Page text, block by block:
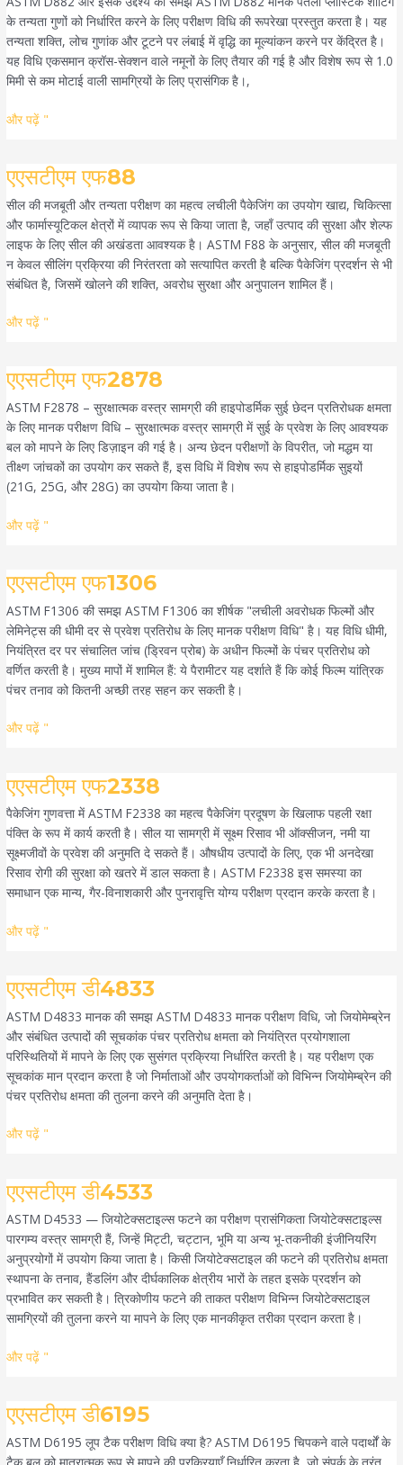
के तन्यता गुणों को निर्धारित करने के लिए परीक्षण विधि की रूपरेखा प्रस्तुत करता है। यह
तन्यता शक्ति, लोच गुणांक और टूटने पर लंबाई में वृद्धि का मूल्यांकन करने पर केंद्रित है।
यह विधि एकसमान क्रॉस-सेक्शन वाले नमूनों के लिए तैयार की गई है और विशेष रूप से 1.0
मिमी से कम मोटाई वाली सामग्रियों के लिए प्रासंगिक है।,
और पढ़ें "
एएसटीएम एफ88
सील की मजबूती और तन्यता परीक्षण का महत्व लचीली पैकेजिंग का उपयोग खाद्य, चिकित्सा
और फार्मास्यूटिकल क्षेत्रों में व्यापक रूप से किया जाता है, जहाँ उत्पाद की सुरक्षा और शेल्फ
लाइफ के लिए सील की अखंडता आवश्यक है। ASTM F88 के अनुसार, सील की मजबूती
न केवल सीलिंग प्रक्रिया की निरंतरता को सत्यापित करती है बल्कि पैकेजिंग प्रदर्शन से भी
संबंधित है, जिसमें खोलने की शक्ति, अवरोध सुरक्षा और अनुपालन शामिल हैं।
एएसटीएम
एफ88
और पढ़ें "
एएसटीएम एफ2878
ASTM F2878 – सुरक्षात्मक वस्त्र सामग्री की हाइपोडर्मिक सुई छेदन प्रतिरोधक क्षमता
के लिए मानक परीक्षण विधि – सुरक्षात्मक वस्त्र सामग्री में सुई के प्रवेश के लिए आवश्यक
बल को मापने के लिए डिज़ाइन की गई है। अन्य छेदन परीक्षणों के विपरीत, जो मद्धम या
तीक्ष्ण जांचकों का उपयोग कर सकते हैं, इस विधि में विशेष रूप से हाइपोडर्मिक सुइयों
(21G, 25G, और 28G) का उपयोग किया जाता है।
एएसटीएम
एफ2878
और पढ़ें "
एएसटीएम एफ1306
ASTM F1306 की समझ ASTM F1306 का शीर्षक "लचीली अवरोधक फिल्मों और
लेमिनेट्स की धीमी दर से प्रवेश प्रतिरोध के लिए मानक परीक्षण विधि" है। यह विधि धीमी,
नियंत्रित दर पर संचालित जांच (ड्रिवन प्रोब) के अधीन फिल्मों के पंचर प्रतिरोध को
वर्णित करती है। मुख्य मापों में शामिल हैं: ये पैरामीटर यह दर्शाते हैं कि कोई फिल्म यांत्रिक
पंचर तनाव को कितनी अच्छी तरह सहन कर सकती है।
एएसटीएम
एफ1306
और पढ़ें "
एएसटीएम एफ2338
पैकेजिंग गुणवत्ता में ASTM F2338 का महत्व पैकेजिंग प्रदूषण के खिलाफ पहली रक्षा
पंक्ति के रूप में कार्य करती है। सील या सामग्री में सूक्ष्म रिसाव भी ऑक्सीजन, नमी या
सूक्ष्मजीवों के प्रवेश की अनुमति दे सकते हैं। औषधीय उत्पादों के लिए, एक भी अनदेखा
रिसाव रोगी की सुरक्षा को खतरे में डाल सकता है। ASTM F2338 इस समस्या का
समाधान एक मान्य, गैर-विनाशकारी और पुनरावृत्ति योग्य परीक्षण प्रदान करके करता है।
एएसटीएम
एफ2338
और पढ़ें "
एएसटीएम डी4833
ASTM D4833 मानक की समझ ASTM D4833 मानक परीक्षण विधि, जो जियोमेम्ब्रेन
और संबंधित उत्पादों की सूचकांक पंचर प्रतिरोध क्षमता को नियंत्रित प्रयोगशाला
परिस्थितियों में मापने के लिए एक सुसंगत प्रक्रिया निर्धारित करती है। यह परीक्षण एक
सूचकांक मान प्रदान करता है जो निर्माताओं और उपयोगकर्ताओं को विभिन्न जियोमेम्ब्रेन की
पंचर प्रतिरोध क्षमता की तुलना करने की अनुमति देता है।
एएसटीएम
डी4833
और पढ़ें "
एएसटीएम डी4533
ASTM D4533 — जियोटेक्सटाइल्स फटने का परीक्षण प्रासंगिकता जियोटेक्सटाइल्स
पारगम्य वस्त्र सामग्री हैं, जिन्हें मिट्टी, चट्टान, भूमि या अन्य भू-तकनीकी इंजीनियरिंग
अनुप्रयोगों में उपयोग किया जाता है। किसी जियोटेक्सटाइल की फटने की प्रतिरोध क्षमता
स्थापना के तनाव, हैंडलिंग और दीर्घकालिक क्षेत्रीय भारों के तहत इसके प्रदर्शन को
प्रभावित कर सकती है। त्रिकोणीय फटने की ताकत परीक्षण विभिन्न जियोटेक्सटाइल
सामग्रियों की तुलना करने या मापने के लिए एक मानकीकृत तरीका प्रदान करता है।
एएसटीएम
डी4533
और पढ़ें "
एएसटीएम डी6195
ASTM D6195 लूप टैक परीक्षण विधि क्या है? ASTM D6195 चिपकने वाले पदार्थों के
एएसटीएम
डी6195